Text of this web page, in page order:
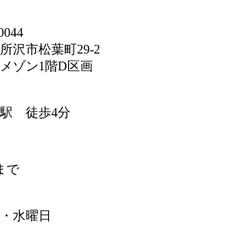
沢市松葉町29-2
ゾン1階D区画
駅 徒歩4分
で
水曜日